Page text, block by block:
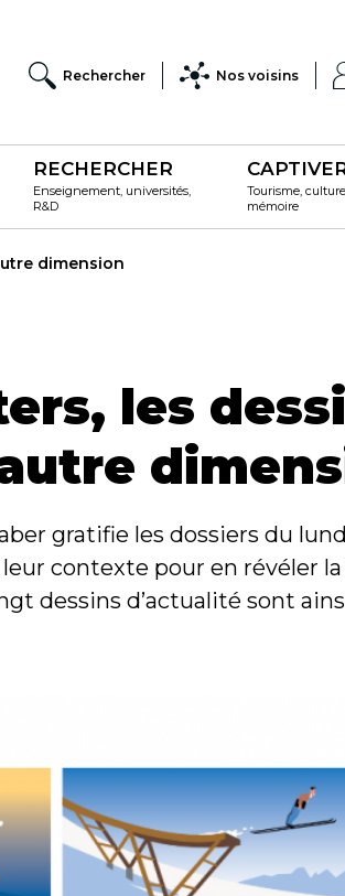
Rechercher Nos voisins
RECHERCHER
Enseignement, universités,
R&D
Tourisme,
mémoire
dimension
les
gratifie les dossiers du
contexte pour en révéler
dessins d’actualité sont